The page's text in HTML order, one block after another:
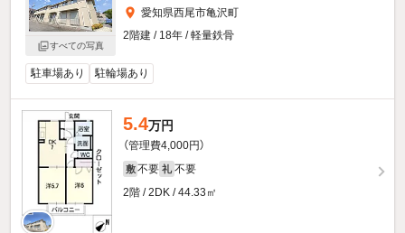
すべての写真
愛知県西尾市亀沢町
2階建 / 18年 / 軽量鉄骨
駐車場あり 駐輪場あり
5.4万円
（管理費4,000円）
敷 不要 礼 不要
2階 / 2DK / 44.33㎡